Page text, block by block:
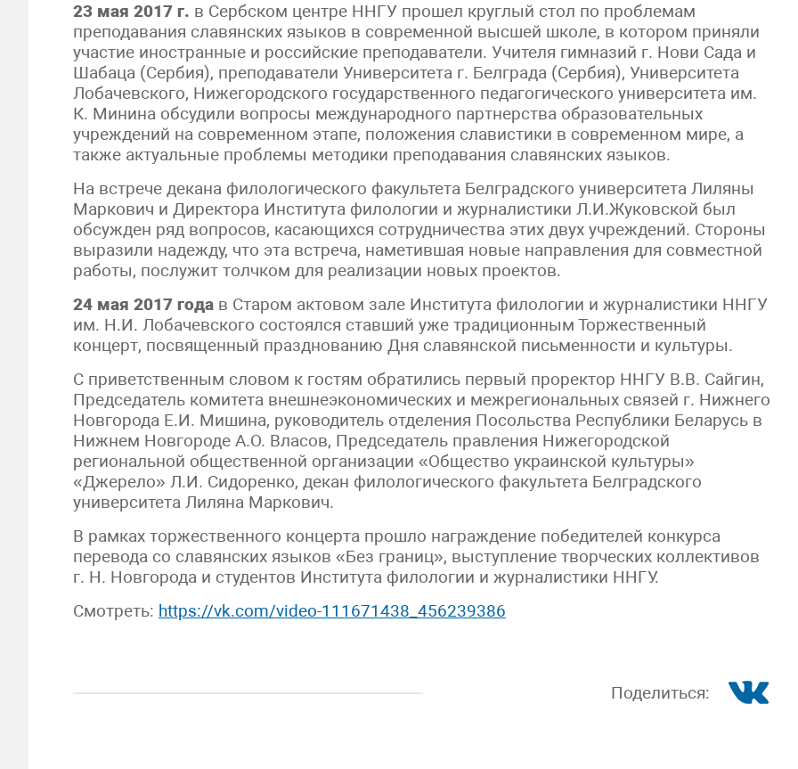
23 мая 2017 г. в Сербском центре ННГУ прошел круглый стол по проблемам
преподавания славянских языков в современной высшей школе, в котором приняли
участие иностранные и российские преподаватели. Учителя гимназий г. Нови Сада и
Шабаца (Сербия), преподаватели Университета г. Белграда (Сербия), Университета
Лобачевского, Нижегородского государственного педагогического университета им.
К. Минина обсудили вопросы международного партнерства образовательных
учреждений на современном этапе, положения славистики в современном мире, а
также актуальные проблемы методики преподавания славянских языков.
На встрече декана филологического факультета Белградского университета Лиляны
Маркович и Директора Института филологии и журналистики Л.И.Жуковской был
обсужден ряд вопросов, касающихся сотрудничества этих двух учреждений. Стороны
выразили надежду, что эта встреча, наметившая новые направления для совместной
работы, послужит толчком для реализации новых проектов.
24 мая 2017 года в Старом актовом зале Института филологии и журналистики ННГУ
им. Н.И. Лобачевского состоялся ставший уже традиционным Торжественный
концерт, посвященный празднованию Дня славянской письменности и культуры.
С приветственным словом к гостям обратились первый проректор ННГУ В.В. Сайгин,
Председатель комитета внешнеэкономических и межрегиональных связей г. Нижнего
Новгорода Е.И. Мишина, руководитель отделения Посольства Республики Беларусь в
Нижнем Новгороде А.О. Власов, Председатель правления Нижегородской
региональной общественной организации «Общество украинской культуры»
«Джерело» Л.И. Сидоренко, декан филологического факультета Белградского
университета Лиляна Маркович.
В рамках торжественного концерта прошло награждение победителей конкурса
перевода со славянских языков «Без границ», выступление творческих коллективов
г. Н. Новгорода и студентов Института филологии и журналистики ННГУ.
Смотреть: https://vk.com/video-111671438_456239386
Поделиться: